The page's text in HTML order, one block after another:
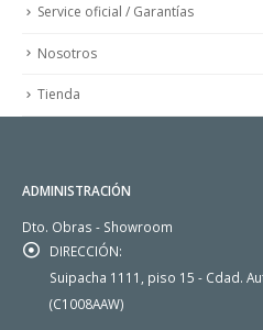
Service oficial / Garantías
Nosotros
Tienda
ADMINISTRACIÓN
Dto. Obras - Showroom
DIRECCIÓN:
Suipacha 1111, piso 15 - Cdad.
(C1008AAW)